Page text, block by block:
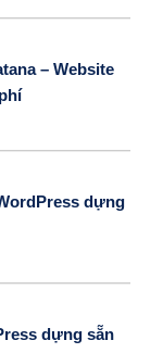
– Website
dựng
dựng sẵn